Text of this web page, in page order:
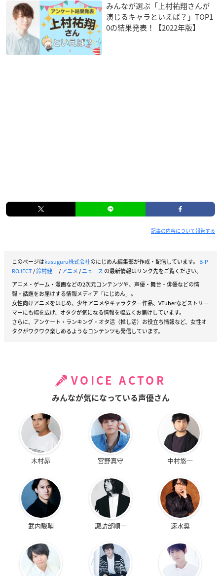
みんなが選ぶ「上村祐翔さんが
演じるキャラといえば？」TOP1
0の結果発表！【2022年版】
記事の内容について報告する
このページはkusuguru株式会社のにじめん編集部が作成・配信しています。 B-P
ROJECT/鈴村健一/アニメ/ニュース の最新情報はリンク先をご覧ください。
アニメ・ゲーム・漫画などの2次元コンテンツや、声優・舞台・俳優などの情
報・話題をお届けする情報メディア「にじめん」。
女性向けアニメをはじめ、少年アニメやキャラクター作品、VTuberなどストリー
マーにも幅を広げ、オタクが気になる情報を幅広くお届けしています。
さらに、アンケート・ランキング・オタ活（推し活）お役立ち情報など、女性オ
タクがワクワク楽しめるようなコンテンツも発信しています。
VOICE ACTOR
みんなが気になっている声優さん
木村昴 宮野真守 中村悠一
武内駿輔 諏訪部順一 速水奨